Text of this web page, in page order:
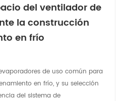
del ventilador de
la construcción
en frío
de uso común para
en frío, y su selección
del sistema de